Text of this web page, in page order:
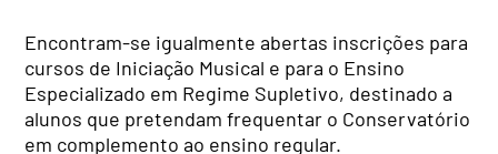
Encontram-se igualmente abertas inscrições para
cursos de Iniciação Musical e para o Ensino
Especializado em Regime Supletivo, destinado a
alunos que pretendam frequentar o Conservatório
em complemento ao ensino regular.